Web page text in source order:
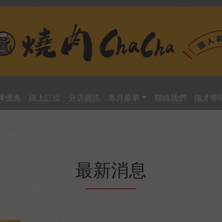
優惠 線上訂位 分店資訊 本月菜單 聯絡我們 徵才專
最新消息